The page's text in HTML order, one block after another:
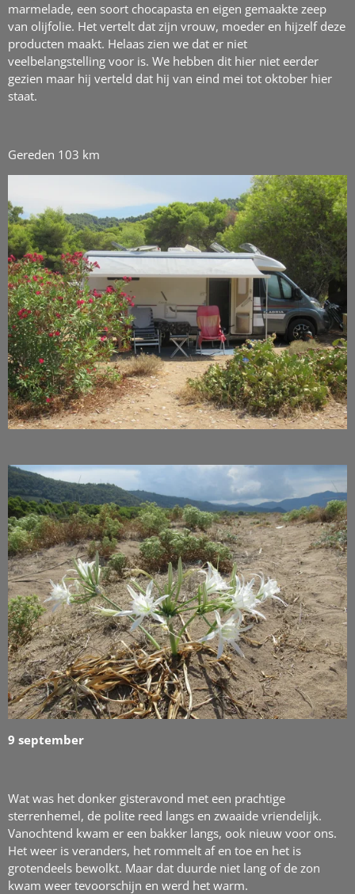
marmelade, een soort chocapasta en eigen gemaakte zeep
van olijfolie. Het vertelt dat zijn vrouw, moeder en hijzelf deze
producten maakt. Helaas zien we dat er niet
veelbelangstelling voor is. We hebben dit hier niet eerder
gezien maar hij verteld dat hij van eind mei tot oktober hier
staat.
Gereden 103 km
9 september
Wat was het donker gisteravond met een prachtige
sterrenhemel, de polite reed langs en zwaaide vriendelijk.
Vanochtend kwam er een bakker langs, ook nieuw voor ons.
Het weer is veranders, het rommelt af en toe en het is
grotendeels bewolkt. Maar dat duurde niet lang of de zon
kwam weer tevoorschijn en werd het warm.